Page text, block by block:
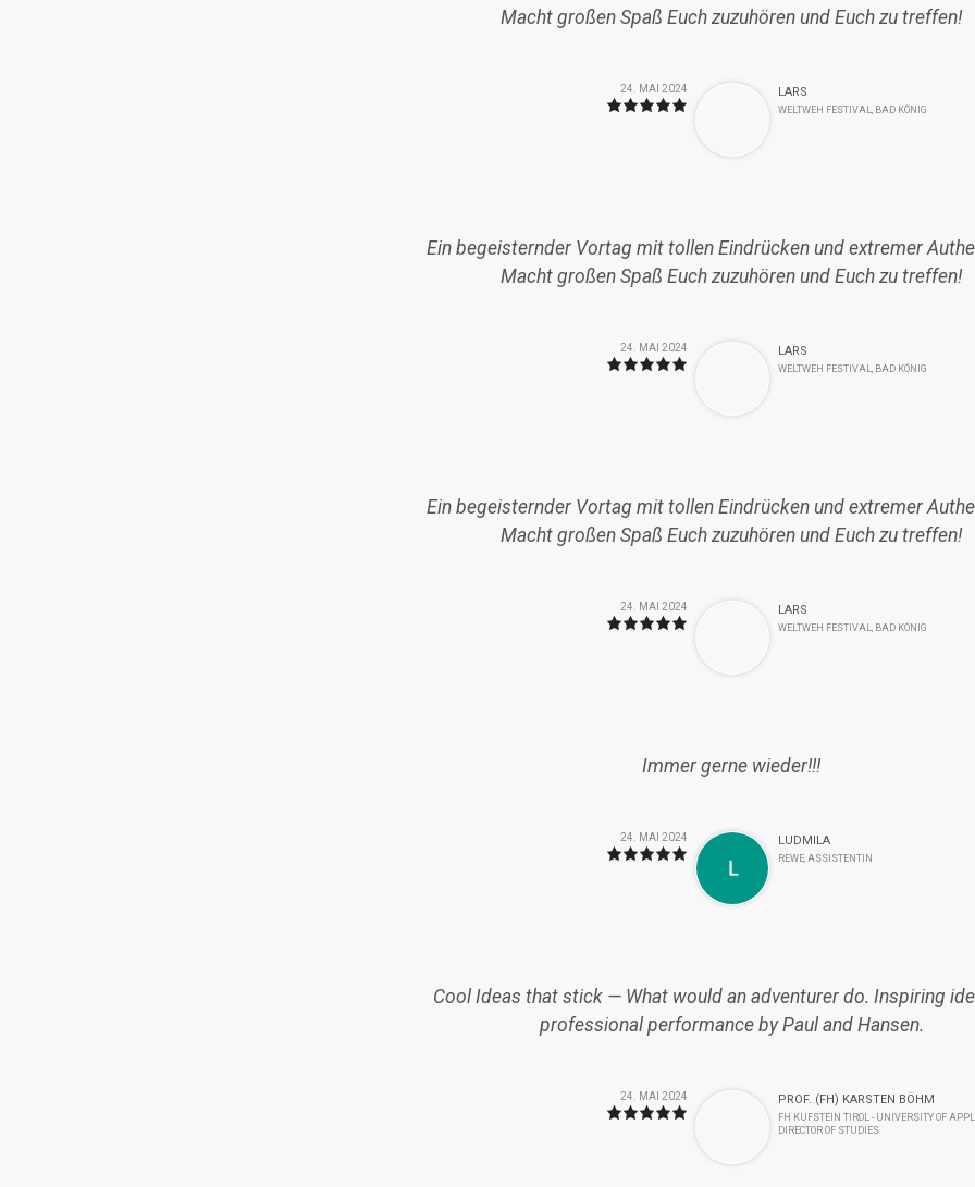
Macht großen Spaß Euch zuzuhören und Euch zu treffen!
LARS
WELTWEH FESTIVAL, BAD KÖNIG
24. MAI 2024
Ein begeisternder Vortag mit tollen Eindrücken und extremer
Macht großen Spaß Euch zuzuhören und Euch zu treffen!
LARS
WELTWEH FESTIVAL, BAD KÖNIG
24. MAI 2024
Ein begeisternder Vortag mit tollen Eindrücken und extremer
Macht großen Spaß Euch zuzuhören und Euch zu treffen!
LARS
WELTWEH FESTIVAL, BAD KÖNIG
24. MAI 2024
Immer gerne wieder!!!
LUDMILA
REWE, ASSISTENTIN
24. MAI 2024
Cool Ideas that stick — What would an adventurer do. Inspiring
professional performance by Paul and Hansen.
PROF. (FH) KARSTEN BÖHM
FH KUFSTEIN TIROL - UNIVERSITY OF
DIRECTOR OF STUDIES
24. MAI 2024